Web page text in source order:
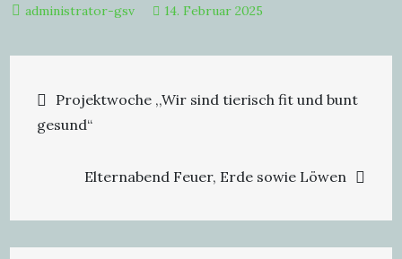
14. Februar 2025
Beitragsnavigation
Projektwoche ,,Wir sind tierisch fit und bunt
gesund“
Elternabend Feuer, Erde sowie Löwen